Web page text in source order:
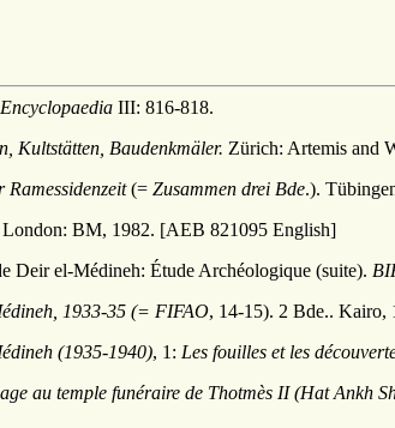
III: 816-818.
Kultstätten, Baudenkmäler. Zürich: Artemis and
(= Zusammen drei Bde.).
London: BM, 1982. [AEB 821095 English]
Deir el-Médineh: Étude Archéologique (suite).
1933-35 (= FIFAO, 14-15). 2 Bde.. Kairo,
(1935-1940), 1: Les fouilles et les
au temple funéraire de Thotmès II (Hat Ankh